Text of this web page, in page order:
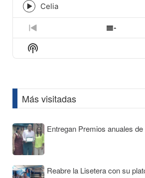
icon
Episode
play
icon
Celia
Previous
Episode
Show
Show
Podcast
Más visitadas
Entregan Premios anuales
Reabre la Lisetera con su